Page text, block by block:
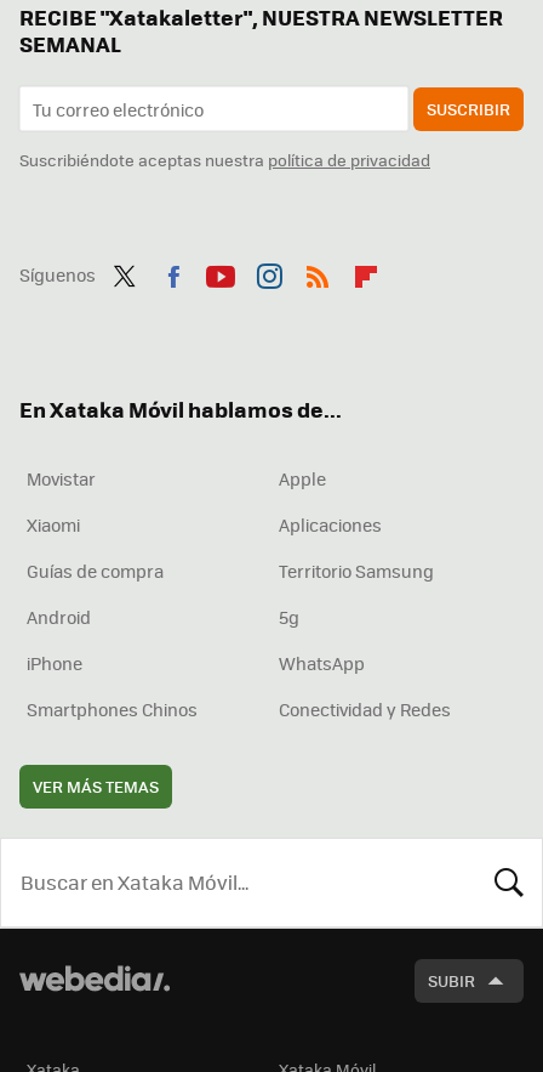
RECIBE "Xatakaletter", NUESTRA NEWSLETTER
SEMANAL
SUSCRIBIR
Suscribiéndote aceptas nuestra política de privacidad
Síguenos
En Xataka Móvil hablamos de...
Movistar
Apple
Xiaomi
Aplicaciones
Guías de compra
Territorio Samsung
Android
5g
iPhone
WhatsApp
Smartphones Chinos
Conectividad y Redes
VER MÁS TEMAS
SUBIR